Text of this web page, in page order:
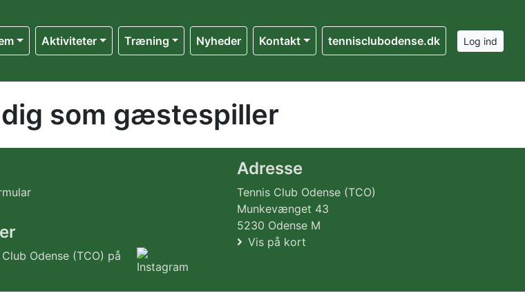
Aktiviteter Træning Nyheder Kontakt tennisclubodense.dk Log ind
som gæstespiller
Adresse
Tennis Club Odense (TCO)
Munkevænget 43
5230 Odense M
Vis på kort